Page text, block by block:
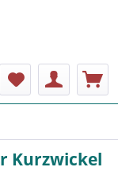
Kurzwickel